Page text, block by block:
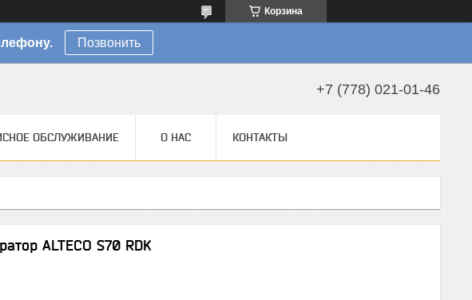
Корзина
Позвонить
+7 (778) 021-01-46
ОБСЛУЖИВАНИЕ О НАС КОНТАКТЫ
ALTECO S70 RDK